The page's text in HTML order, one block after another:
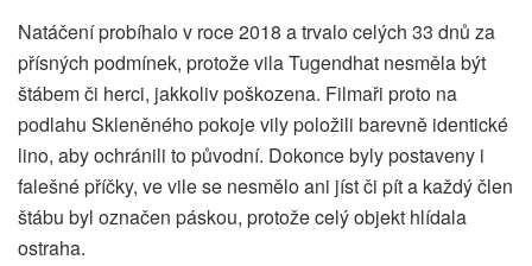
Natáčení probíhalo v roce 2018 a trvalo celých 33 dnů za
přísných podmínek, protože vila Tugendhat nesměla být
štábem či herci, jakkoliv poškozena. Filmaři proto na
podlahu Skleněného pokoje vily položili barevně identické
lino, aby ochránili to původní. Dokonce byly postaveny i
falešné příčky, ve vile se nesmělo ani jíst či pít a každý člen
štábu byl označen páskou, protože celý objekt hlídala
ostraha.